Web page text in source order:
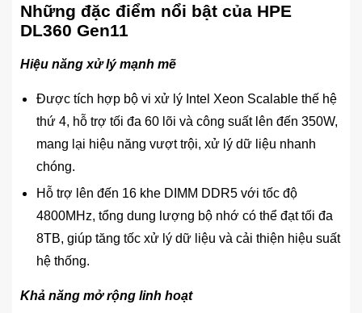
Những đặc điểm nổi bật của HPE
DL360 Gen11
Hiệu năng xử lý mạnh mẽ
Được tích hợp bộ vi xử lý Intel Xeon Scalable thế hệ
thứ 4, hỗ trợ tối đa 60 lõi và công suất lên đến 350W,
mang lại hiệu năng vượt trội, xử lý dữ liệu nhanh
chóng.
Hỗ trợ lên đến 16 khe DIMM DDR5 với tốc độ
4800MHz, tổng dung lượng bộ nhớ có thể đạt tối đa
8TB, giúp tăng tốc xử lý dữ liệu và cải thiện hiệu suất
hệ thống.
Khả năng mở rộng linh hoạt